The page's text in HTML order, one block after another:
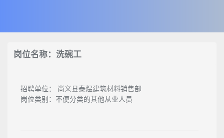
岗位名称：洗碗工
招聘单位：
尚义县泰煜建筑材料销售部
岗位类别： 不便分类的其他从业人员